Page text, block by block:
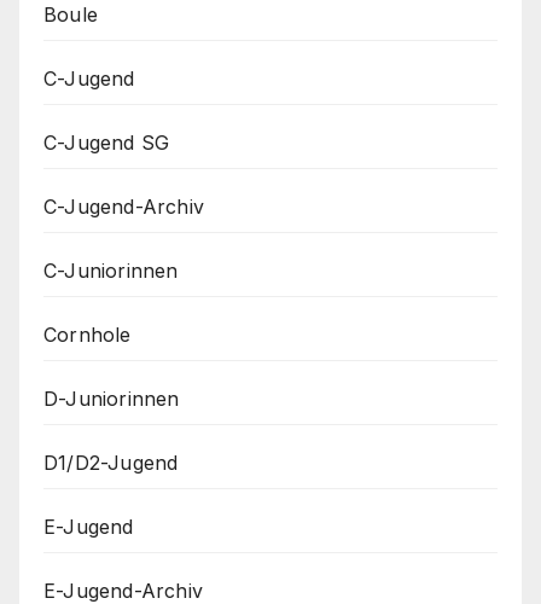
Boule
C-Jugend
C-Jugend SG
C-Jugend-Archiv
C-Juniorinnen
Cornhole
D-Juniorinnen
D1/D2-Jugend
E-Jugend
E-Jugend-Archiv